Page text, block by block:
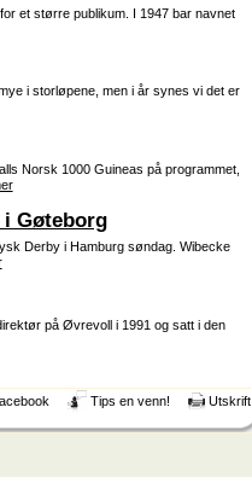
et større publikum. I 1947 bar navnet
i storløpene, men i år synes vi det er
Norsk 1000 Guineas på programmet,
Gøteborg
Derby i Hamburg søndag. Wibecke
på Øvrevoll i 1991 og satt i den
Tips en venn! Utskrift